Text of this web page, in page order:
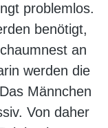
problemlos.
benötigt,
an
werden die
Männchen
Von daher